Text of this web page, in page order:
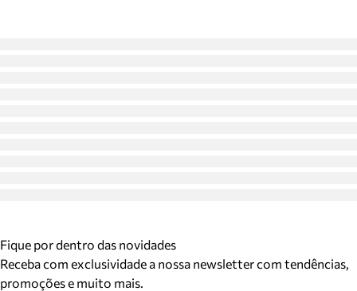
Fique por dentro das novidades
Receba com exclusividade a nossa newsletter com tendências,
promoções e muito mais.